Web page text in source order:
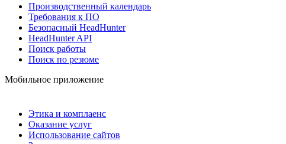
Производственный календарь
Требования к ПО
Безопасный HeadHunter
HeadHunter API
Поиск работы
Поиск по резюме
Мобильное приложение
Этика и комплаенс
Оказание услуг
Использование сайтов